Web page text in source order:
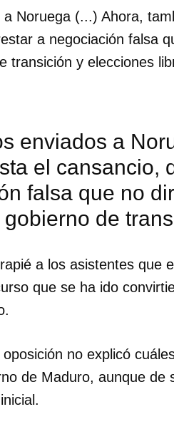
Noruega (...) Ahora,
a negociación falsa
transición y elecciones
enviados a
el cansancio,
falsa que no
de
a los asistentes que
que se ha ido
no explicó
de Maduro, aunque de